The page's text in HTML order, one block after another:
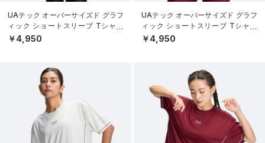
UAテック オーバーサイズド グラフ
ィック ショートスリーブ Tシャツ
（トレーニング/WOMEN）
￥4,950
UAテック オーバーサイズド グラフ
ィック ショートスリーブ Tシャツ
（トレーニング/WOMEN）
￥4,950